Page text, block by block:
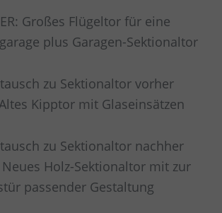
Großes Flügeltor für eine
plus Garagen-Sektionaltor
Altes Kipptor mit Glaseinsätzen
Neues Holz-Sektionaltor mit zur
passender Gestaltung